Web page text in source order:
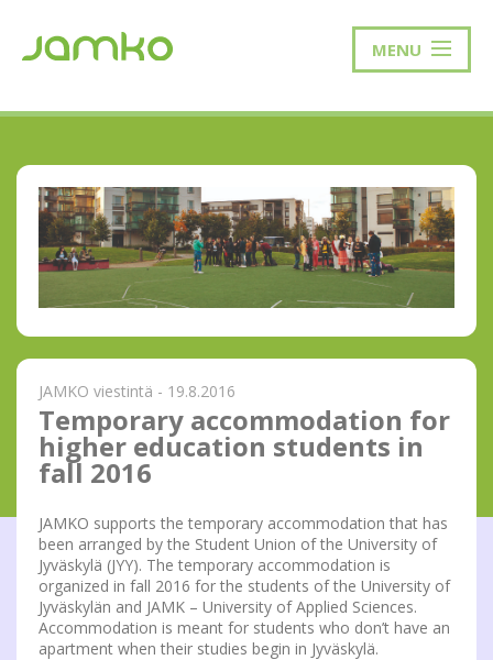
MENU
JAMKO viestintä - 19.8.2016
Temporary accommodation for
higher education students in
fall 2016
JAMKO supports the temporary accommodation that has
been arranged by the Student Union of the University of
Jyväskylä (JYY). The temporary accommodation is
organized in fall 2016 for the students of the University of
Jyväskylän and JAMK – University of Applied Sciences.
Accommodation is meant for students who don’t have an
apartment when their studies begin in Jyväskylä.